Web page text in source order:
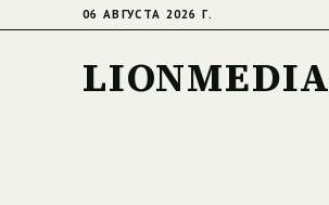
06 АВГУСТА 2026 Г.
LIONMEDIA